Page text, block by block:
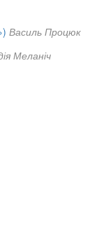
Василь Процюк
Меланіч